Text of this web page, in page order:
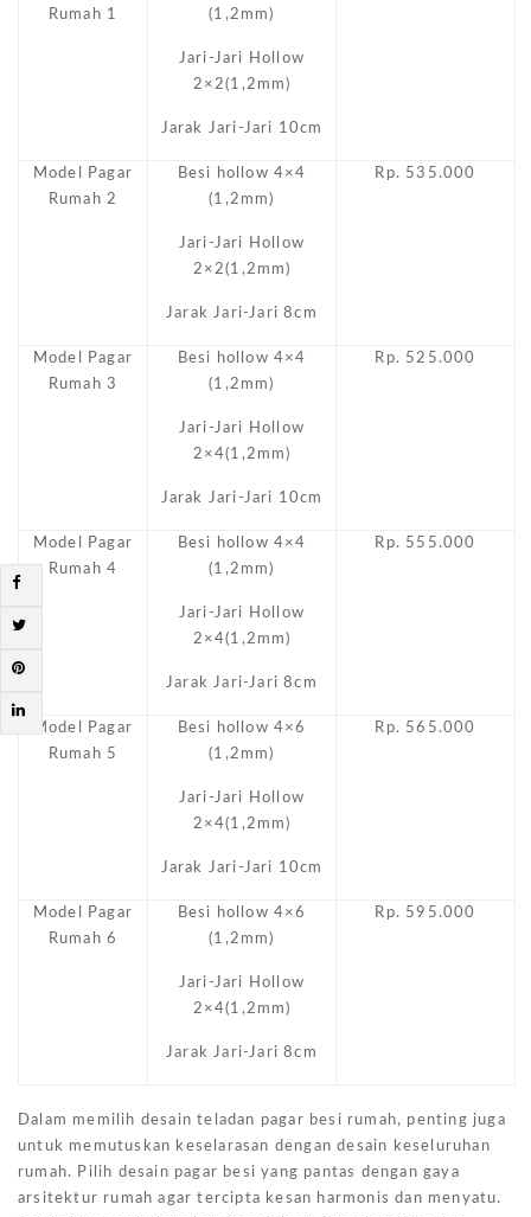
Rumah 1
(1,2mm)
Jari-Jari Hollow
2×2(1,2mm)
Jarak Jari-Jari 10cm
Model Pagar
Rumah 2
Besi hollow 4×4
(1,2mm)
Jari-Jari Hollow
2×2(1,2mm)
Jarak Jari-Jari 8cm
Rp. 535.000
Model Pagar
Rumah 3
Besi hollow 4×4
(1,2mm)
Jari-Jari Hollow
2×4(1,2mm)
Jarak Jari-Jari 10cm
Rp. 525.000
Model Pagar
Rumah 4
Besi hollow 4×4
(1,2mm)
Jari-Jari Hollow
2×4(1,2mm)
Jarak Jari-Jari 8cm
Rp. 555.000
Model Pagar
Rumah 5
Besi hollow 4×6
(1,2mm)
Jari-Jari Hollow
2×4(1,2mm)
Jarak Jari-Jari 10cm
Rp. 565.000
Model Pagar
Rumah 6
Besi hollow 4×6
(1,2mm)
Jari-Jari Hollow
2×4(1,2mm)
Jarak Jari-Jari 8cm
Rp. 595.000
Dalam memilih desain teladan pagar besi rumah, penting juga
untuk memutuskan keselarasan dengan desain keseluruhan
rumah. Pilih desain pagar besi yang pantas dengan gaya
arsitektur rumah agar tercipta kesan harmonis dan menyatu.